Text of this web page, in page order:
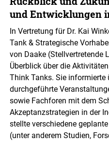
a
r
t
e
l
u
n
g
und Entwicklungen
In Vertretung für Dr. Kai
Tank & Strategische
von Daake (Stellvertretende
Überblick über die
Think Tanks. Sie informierte
durchgeführte
sowie Fachforen mit dem
Akzeptanzstrategien in der
stellte verschiedene
(unter anderem Studien,